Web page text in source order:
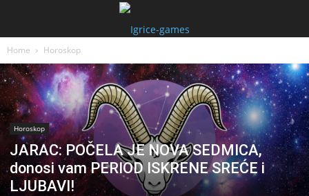
Home Horoskop
Horoskop
JARAC: POČELA JE NOVA SEDMICA,
donosi vam PERIOD ISKRENE SREĆE i
LJUBAVI!